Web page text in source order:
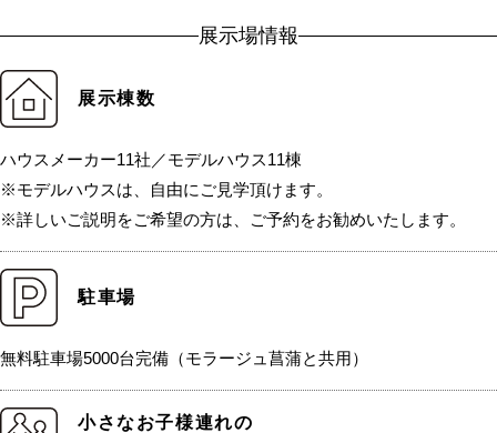
展示場情報
展示棟数
ハウスメーカー11社／モデルハウス11棟
※モデルハウスは、自由にご見学頂けます。
※詳しいご説明をご希望の方は、ご予約をお勧めいたします。
駐車場
無料駐車場5000台完備（モラージュ菖蒲と共用）
小さなお子様連れの